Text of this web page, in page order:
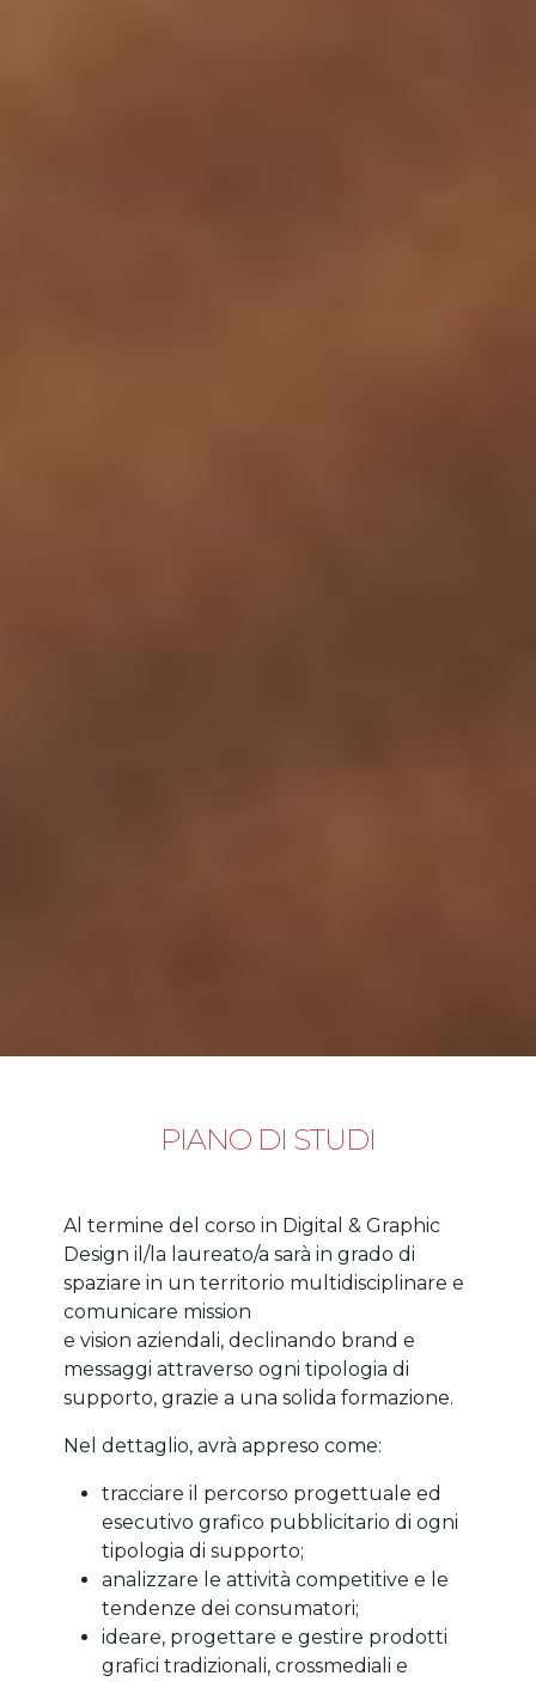
PIANO DI STUDI
Al termine del corso in Digital & Graphic
Design il/la laureato/a sarà in grado di
spaziare in un territorio multidisciplinare e
comunicare mission
e vision aziendali, declinando brand e
messaggi attraverso ogni tipologia di
supporto, grazie a una solida formazione.
Nel dettaglio, avrà appreso come:
tracciare il percorso progettuale ed
esecutivo grafico pubblicitario di ogni
tipologia di supporto;
analizzare le attività competitive e le
tendenze dei consumatori;
ideare, progettare e gestire prodotti
grafici tradizionali, crossmediali e